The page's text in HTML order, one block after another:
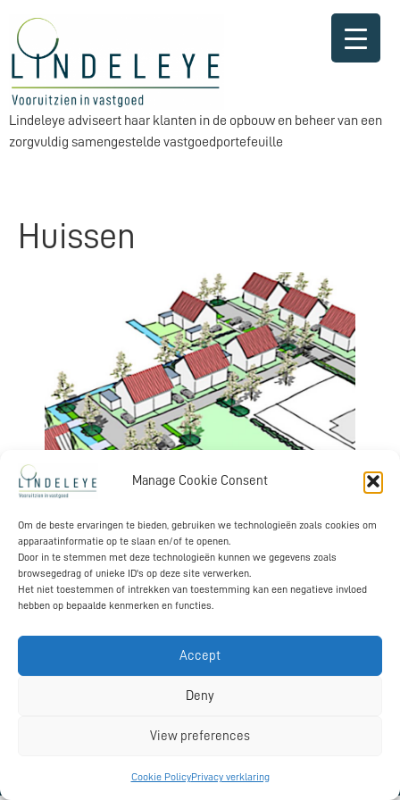
Manage Cookie Consent
Om de beste ervaringen te bieden, gebruiken we technologieën zoals cookies om
apparaatinformatie op te slaan en/of te openen.
Door in te stemmen met deze technologieën kunnen we gegevens zoals
browsegedrag of unieke ID's op deze site verwerken.
Het niet toestemmen of intrekken van toestemming kan een negatieve invloed
hebben op bepaalde kenmerken en functies.
Accept
Deny
View preferences
Cookie PolicyPrivacy verklaring
Lindeleye adviseert haar klanten in de opbouw en beheer van een
zorgvuldig samengestelde vastgoedportefeuille
Huissen
een perceel grond in het nieuwe plan Driegaarden in Huissen.
Daarbij is veel aandacht besteed dat de ontwikkeling van hoge
kwaliteit is, passend in de omgeving, duurzaam is en geen overlast
gaat genereren aan de omwonenden. Koper is Van Wonen
ontwikkelen.
Terug naar projecten
T +31 622 98 67 43 mathijn@lindeleye.nl